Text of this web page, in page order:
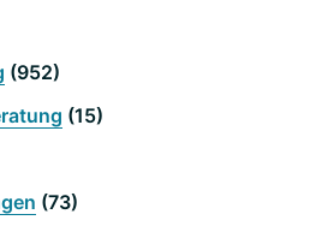
(952)
(15)
(73)